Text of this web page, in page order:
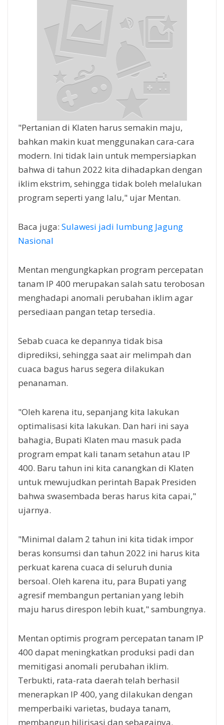
"Pertanian di Klaten harus semakin maju,
bahkan makin kuat menggunakan cara-cara
modern. Ini tidak lain untuk mempersiapkan
bahwa di tahun 2022 kita dihadapkan dengan
iklim ekstrim, sehingga tidak boleh melalukan
program seperti yang lalu," ujar Mentan.
Baca juga: Sulawesi jadi lumbung Jagung
Nasional
Mentan mengungkapkan program percepatan
tanam IP 400 merupakan salah satu terobosan
menghadapi anomali perubahan iklim agar
persediaan pangan tetap tersedia.
Sebab cuaca ke depannya tidak bisa
diprediksi, sehingga saat air melimpah dan
cuaca bagus harus segera dilakukan
penanaman.
"Oleh karena itu, sepanjang kita lakukan
optimalisasi kita lakukan. Dan hari ini saya
bahagia, Bupati Klaten mau masuk pada
program empat kali tanam setahun atau IP
400. Baru tahun ini kita canangkan di Klaten
untuk mewujudkan perintah Bapak Presiden
bahwa swasembada beras harus kita capai,"
ujarnya.
"Minimal dalam 2 tahun ini kita tidak impor
beras konsumsi dan tahun 2022 ini harus kita
perkuat karena cuaca di seluruh dunia
bersoal. Oleh karena itu, para Bupati yang
agresif membangun pertanian yang lebih
maju harus direspon lebih kuat," sambungnya.
Mentan optimis program percepatan tanam IP
400 dapat meningkatkan produksi padi dan
memitigasi anomali perubahan iklim.
Terbukti, rata-rata daerah telah berhasil
menerapkan IP 400, yang dilakukan dengan
memperbaiki varietas, budaya tanam,
membangun hilirisasi dan sebagainya.